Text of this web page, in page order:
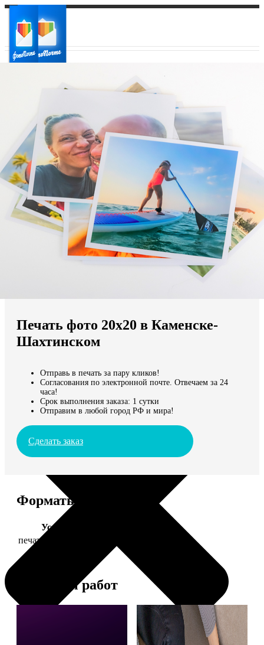
Ваш регион доставки
Выберите из списка:
Мы доставляем по всему миру
Продолжить без города
Печать фото 20х20 в Каменске-
Шахтинском
Отправь в печать за пару кликов!
Согласования по электронной почте. Отвечаем за 24
часа!
Срок выполнения заказа: 1 сутки
Отправим в любой город РФ и мира!
Сделать заказ
Форматы и цены
Услуга
печать фото 20х20
Примеры работ